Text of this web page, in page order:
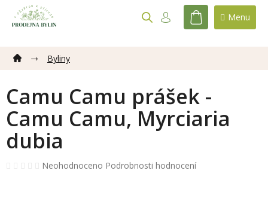
obsah
NÁKUPNÍ
Byliny
Camu Camu prášek -
Camu Camu, Myrciaria
dubia
Průměrné
Neohodnoceno Podrobnosti hodnocení